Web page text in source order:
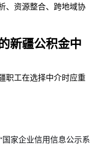
、资源整合、跨地域协
新疆公积金中
职工在选择中介时应重
家企业信用信息公示系